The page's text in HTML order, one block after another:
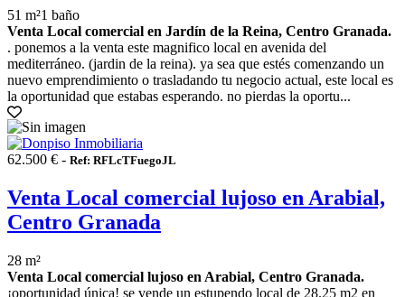
51 m²1 baño
Venta Local comercial en Jardín de la Reina, Centro Granada.
. ponemos a la venta este magnifico local en avenida del
mediterráneo. (jardin de la reina). ya sea que estés comenzando un
nuevo emprendimiento o trasladando tu negocio actual, este local es
la oportunidad que estabas esperando. no pierdas la oportu...
62.500 € - Ref: RFLcTFuegoJL
Venta Local comercial lujoso en Arabial,
Centro Granada
28 m²
Venta Local comercial lujoso en Arabial, Centro Granada.
¡oportunidad única! se vende un estupendo local de 28.25 m2 en